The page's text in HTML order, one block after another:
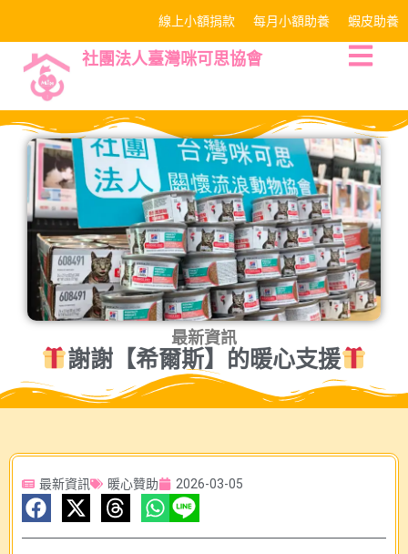
線上小額捐款 每月小額助養 蝦皮助養
社團法人臺灣咪可思協會
最新資訊
謝謝【希爾斯】的暖心支援
最新資訊 暖心贊助 2026-03-05